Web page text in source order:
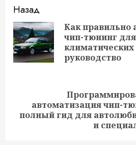
Продолжить
чтение
Назад
Как правильно
чип-тюнинг
руководство
Следующая
запись:
автоматизация чип-
полный гид для
и